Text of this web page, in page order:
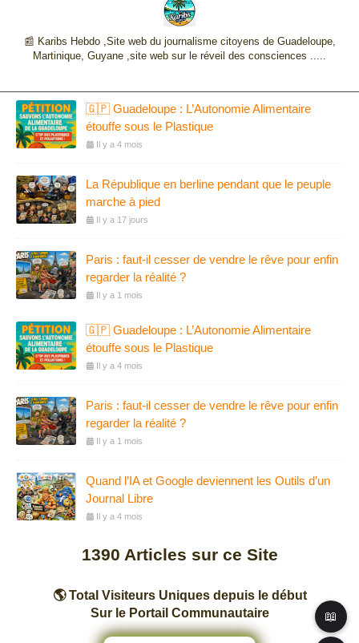
📖
📰 Karibs Hebdo ,Site web du journalisme citoyens de Guadeloupe,
Martinique, Guyane ,site web sur le réveil des consciences .....
🇬🇵 Guadeloupe : L’Autonomie Alimentaire
étouffe sous le Plastique
Il y a 4 mois
La République en berline pendant que le peuple
marche à pied
Il y a 17 jours
Paris : faut-il cesser de vendre le rêve pour enfin
regarder la réalité ?
Il y a 1 mois
🇬🇵 Guadeloupe : L’Autonomie Alimentaire
étouffe sous le Plastique
Il y a 4 mois
Paris : faut-il cesser de vendre le rêve pour enfin
regarder la réalité ?
Il y a 1 mois
Quand l’IA et Google deviennent les Outils d’un
Journal Libre
Il y a 4 mois
1390 Articles sur ce Site
🌎 Total Visiteurs Uniques depuis le début
Sur le Portail Communautaire